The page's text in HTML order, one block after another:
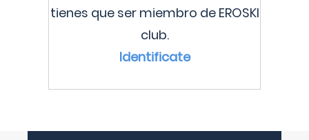
tienes que ser miembro de EROSKI
club.
Identificate